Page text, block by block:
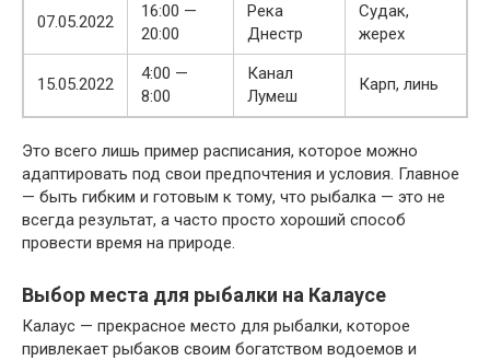
07.05.2022
16:00 —
20:00
Река
Днестр
Судак,
жерех
15.05.2022
4:00 —
8:00
Канал
Лумеш
Карп, линь
Это всего лишь пример расписания, которое можно
адаптировать под свои предпочтения и условия. Главное
— быть гибким и готовым к тому, что рыбалка — это не
всегда результат, а часто просто хороший способ
провести время на природе.
Выбор места для рыбалки на Калаусе
Калаус — прекрасное место для рыбалки, которое
привлекает рыбаков своим богатством водоемов и